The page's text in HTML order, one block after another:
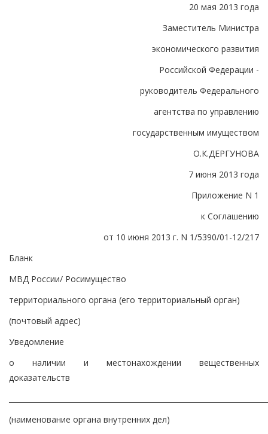
20 мая 2013 года
Заместитель Министра
экономического развития
Российской Федерации -
руководитель Федерального
агентства по управлению
государственным имуществом
О.К.ДЕРГУНОВА
7 июня 2013 года
Приложение N 1
к Соглашению
от 10 июня 2013 г. N 1/5390/01-12/217
Бланк
МВД России/ Росимущество
территориального органа (его территориальный орган)
(почтовый адрес)
Уведомление
о наличии и местонахождении вещественных
доказательств
(наименование органа внутренних дел)